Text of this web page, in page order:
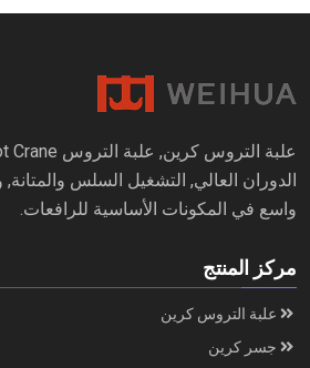
الدوران العالي, التشغيل السلس
واسع في المكونات الأساسية للرافعات.
مركز المنتج
علبة التروس كرين
جسر كرين